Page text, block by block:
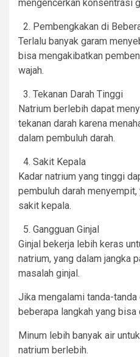
mengencerkan konsentrasi
Pembengkakan di
Terlalu banyak garam
bisa mengakibatkan
wajah.
Tekanan Darah Tinggi
Natrium berlebih dapat
tekanan darah karena
dalam pembuluh darah.
Sakit Kepala
Kadar natrium yang tinggi
pembuluh darah
sakit kepala.
Gangguan Ginjal
Ginjal bekerja lebih keras
natrium, yang dalam jangka
masalah ginjal.
Jika mengalami tanda-
beberapa langkah yang bisa
Minum lebih banyak air
natrium berlebih.